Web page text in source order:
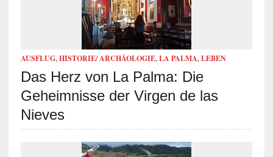
AUSFLUG, HISTORIE/ ARCHÄOLOGIE, LA PALMA, LEBEN
Das Herz von La Palma: Die
Geheimnisse der Virgen de las
Nieves